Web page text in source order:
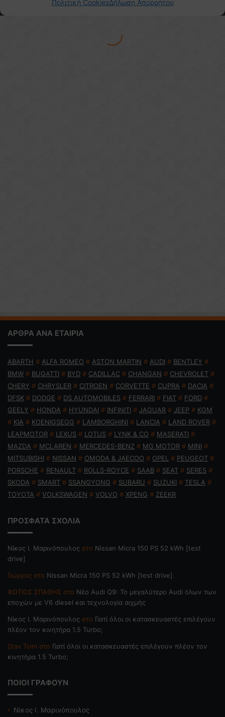
ΑΡΘΡΑ ΑΝΑ ΕΤΑΙΡΙΑ
ABARTH # ALFA ROMEO # ASTON MARTIN # AUDI # BENTLEY #
BMW # BUGATTI # BYD # CADILLAC # CHANGAN # CHEVROLET #
CHERY # CHRYSLER # CITROEN # CORVETTE # CUPRA # DACIA #
DFSK # DODGE # DS AUTOMOBILES # FERRARI # FIAT # FORD #
GEELY # HONDA # HYUNDAI # INFINITI # JAGUAR # JEEP # KGM
# KIA # KOENIGSEGG # LAMBORGHINI # LANCIA # LAND ROVER #
LEAPMOTOR # LEXUS # LOTUS # LYNK & CO # MASERATI #
MAZDA # MCLAREN # MERCEDES-BENZ # MG MOTOR # MINI #
MITSUBISHI # NISSAN # OMODA & JAECOO # OPEL # PEUGEOT #
PORSCHE # RENAULT # ROLLS-ROYCE # SAAB # SEAT # SERES #
SKODA # SMART # SSANGYONG # SUBARU # SUZUKI # TESLA #
TOYOTA # VOLKSWAGEN # VOLVO # XPENG # ZEEKR
ΠΡΟΣΦΑΤΑ ΣΧΟΛΙΑ
Nίκος Ι. Mαρινόπουλος στο Nissan Micra 150 PS 52 kWh [test
drive]
Γιώργος στο Nissan Micra 150 PS 52 kWh [test drive]
ΦΩΤΙΟΣ ΣΠΑΘΗΣ στο Νέο Audi Q9: Το μεγαλύτερο Audi όλων των
εποχών με V6 diesel και τεχνολογία αιχμής
Nίκος Ι. Mαρινόπουλος στο Γιατί όλοι οι κατασκευαστές επιλέγουν
πλέον τον κινητήρα 1.5 Turbo;
Stav Tsim στο Γιατί όλοι οι κατασκευαστές επιλέγουν πλέον τον
κινητήρα 1.5 Turbo;
ΠΟΙΟΙ ΓΡΑΦΟΥΝ
Νίκος Ι. Μαρινόπουλος